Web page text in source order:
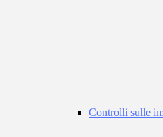
Controlli sulle